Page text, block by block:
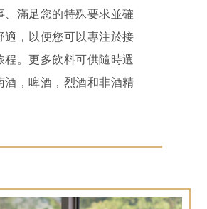
、滿足您的特殊要求並確
適，以便您可以專注於接
程。更多飲料可供隨時選
酒，啤酒，烈酒和非酒精